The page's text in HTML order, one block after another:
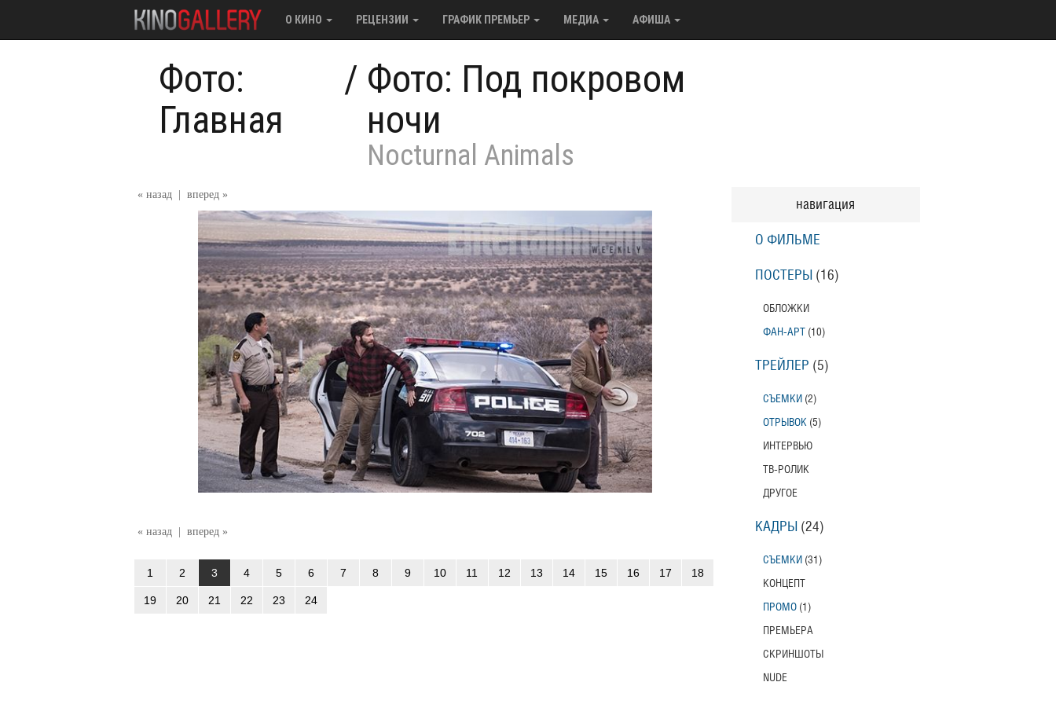
О КИНО РЕЦЕНЗИИ ГРАФИК ПРЕМЬЕР МЕДИА АФИША
Фото:
Главная
/ Фото: Под покровом
ночи
Nocturnal Animals
« назад вперед »
« назад вперед »
1 2 3 4 5 6 7 8 9 10 11 12 13 14 15 16 17 18
19 20 21 22 23 24
навигация
О ФИЛЬМЕ
ПОСТЕРЫ (16)
ОБЛОЖКИ
ФАН-АРТ (10)
ТРЕЙЛЕР (5)
СЪЕМКИ (2)
ОТРЫВОК (5)
ИНТЕРВЬЮ
ТВ-РОЛИК
ДРУГОЕ
КАДРЫ (24)
СЪЕМКИ (31)
КОНЦЕПТ
ПРОМО (1)
ПРЕМЬЕРА
СКРИНШОТЫ
NUDE